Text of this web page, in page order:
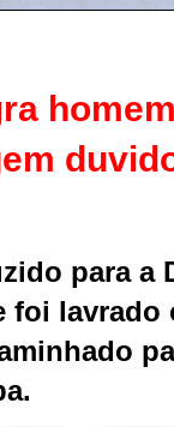
para a
foi lavrado